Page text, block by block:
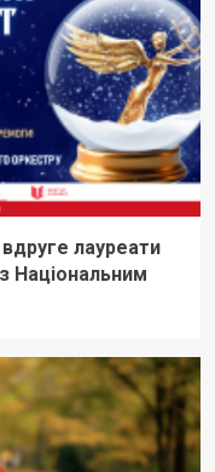
лауреати
Національним